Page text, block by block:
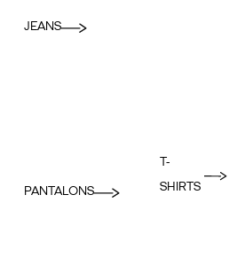
JEANS
PANTALONS
T-
SHIRTS